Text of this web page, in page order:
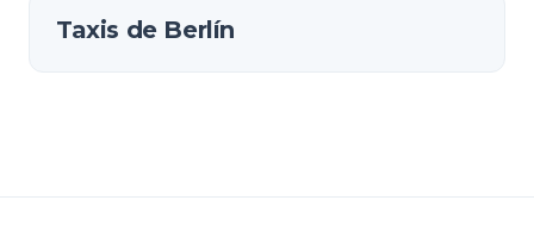
Taxis de Berlín